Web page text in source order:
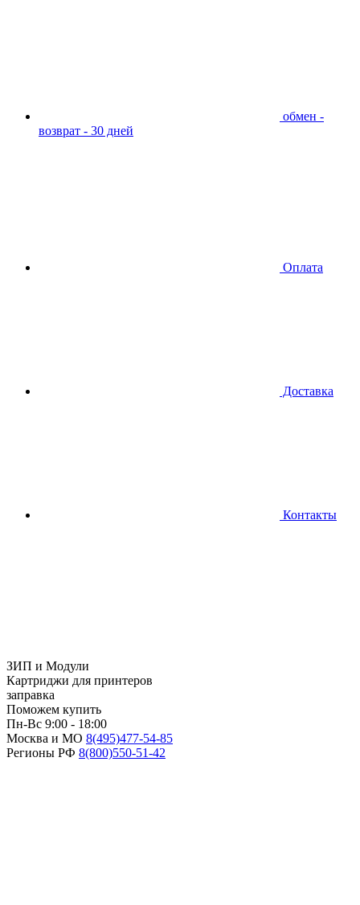
обмен -
возврат - 30 дней
Оплата
Доставка
Контакты
ЗИП и Модули
Картриджи для принтеров
заправка
Поможем купить
Пн-Вс 9:00 - 18:00
Москва и МО 8(495)477-54-85
Регионы РФ 8(800)550-51-42